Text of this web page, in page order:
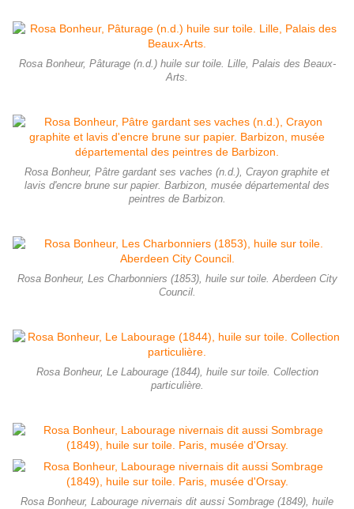
Rosa Bonheur, Pâturage (n.d.) huile sur toile. Lille, Palais des Beaux-
Arts.
Rosa Bonheur, Pâtre gardant ses vaches (n.d.), Crayon graphite et
lavis d'encre brune sur papier. Barbizon, musée départemental des
peintres de Barbizon.
Rosa Bonheur, Les Charbonniers (1853), huile sur toile. Aberdeen City
Council.
Rosa Bonheur, Le Labourage (1844), huile sur toile. Collection
particulière.
Rosa Bonheur, Labourage nivernais dit aussi Sombrage (1849), huile